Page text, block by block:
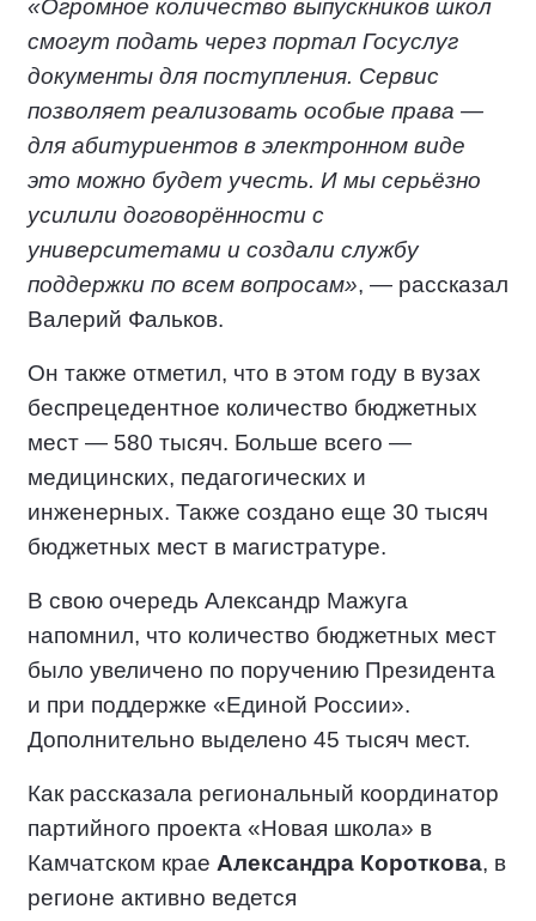
«Огромное количество выпускников школ
смогут подать через портал Госуслуг
документы для поступления. Сервис
позволяет реализовать особые права —
для абитуриентов в электронном виде
это можно будет учесть. И мы серьёзно
усилили договорённости с
университетами и создали службу
поддержки по всем вопросам», — рассказал
Валерий Фальков.
Он также отметил, что в этом году в вузах
беспрецедентное количество бюджетных
мест — 580 тысяч. Больше всего —
медицинских, педагогических и
инженерных. Также создано еще 30 тысяч
бюджетных мест в магистратуре.
В свою очередь Александр Мажуга
напомнил, что количество бюджетных мест
было увеличено по поручению Президента
и при поддержке «Единой России».
Дополнительно выделено 45 тысяч мест.
Как рассказала региональный координатор
партийного проекта «Новая школа» в
Камчатском крае Александра Короткова, в
регионе активно ведется